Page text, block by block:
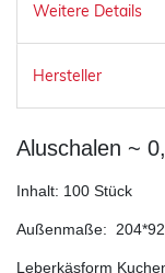
Weitere Details
Hersteller
Aluschalen ~
Inhalt: 100 Stück
Außenmaße:
Leberkäsform